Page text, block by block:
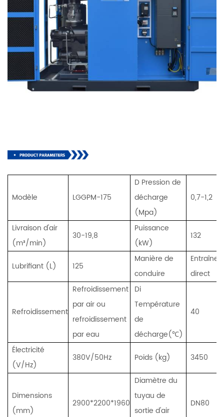
Modèle LGGPM-175
D Pression de
décharge
(Mpa)
0,7-1,2
Livraison d'air
(m³/min)
30-19,8
Puissance
(kW)
132
Lubrifiant (L) 125
Manière de
conduire
direct
Refroidissement
Refroidissement
par air ou
refroidissement
par eau
Di
Température
de
décharge(℃)
40
Électricité
(V/Hz)
380V/50Hz Poids (kg) 3450
Dimensions
(mm)
2900*2200*1960
Diamètre du
tuyau de
sortie d'air
DN80